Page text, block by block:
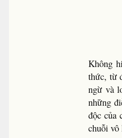
Không
thức, từ
ngừ và
những
độc của
chuỗi vô